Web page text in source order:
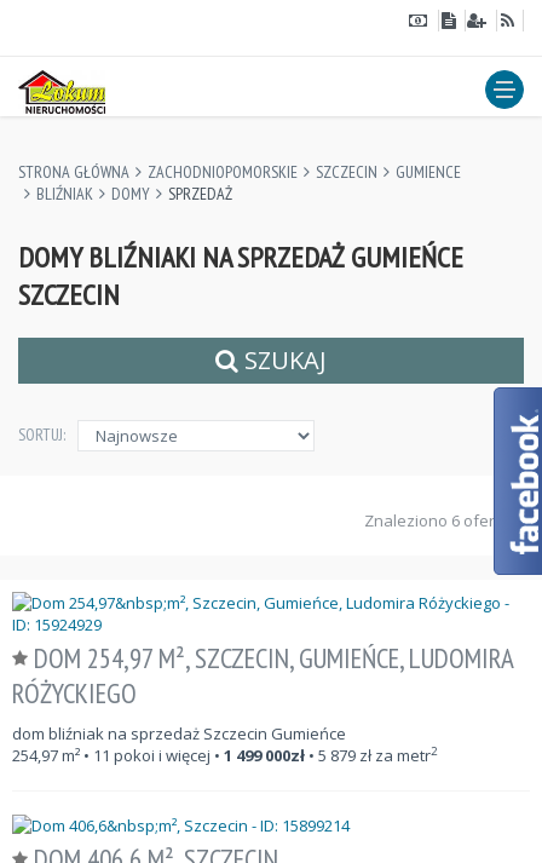
STRONA GŁÓWNA ZACHODNIOPOMORSKIE SZCZECIN
GUMIENCE
BLIŹNIAK
DOMY SPRZEDAŻ
DOMY BLIŹNIAKI NA SPRZEDAŻ GUMIEŃCE
SZCZECIN
SZUKAJ
SORTUJ:
Znaleziono 6 ofert
DOM 254,97 M², SZCZECIN, GUMIEŃCE, LUDOMIRA
RÓŻYCKIEGO
dom bliźniak na sprzedaż Szczecin Gumieńce
254,97m² • 11 pokoi i więcej • 1 499 000zł • 5 879 zł za metr2